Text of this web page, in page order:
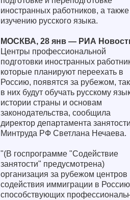
иностранных работников, а также
изучению русского языка.
МОСКВА, 28 янв — РИА
Центры профессиональной
подготовки иностранных
которые планируют переехать в
Россию, появятся за рубежом,
в них будут обучать русскому
истории страны и основам
законодательства, сообщила
директор департамента
Минтруда РФ Светлана Нечаева.
"(В госпрограмме "Содействие
занятости" предусмотрена)
организация за рубежом центров
содействия иммиграции в
способствующих